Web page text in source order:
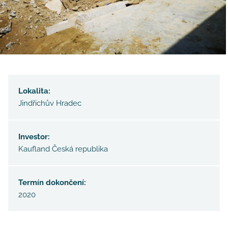
Lokalita:
Jindřichův Hradec
Investor:
Kaufland Česká republika
Termín dokončení:
2020